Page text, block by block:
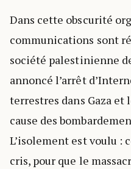
Dans cette obscurité
communications sont
société palestinienne
annoncé l’arrêt
terrestres dans Gaza et
cause des
L’isolement est voulu :
cris, pour que le